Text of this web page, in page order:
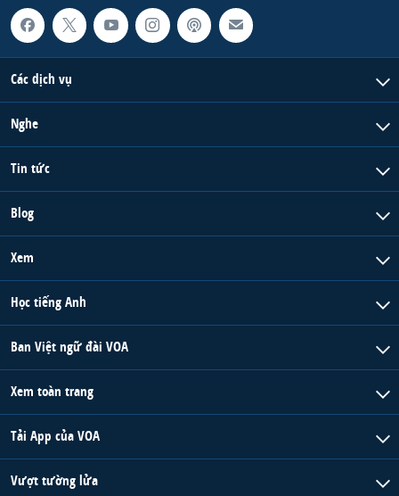
Các dịch vụ
Nghe
Tin tức
Blog
Xem
Học tiếng Anh
Ban Việt ngữ đài VOA
Xem toàn trang
Tải App của VOA
Vượt tường lửa